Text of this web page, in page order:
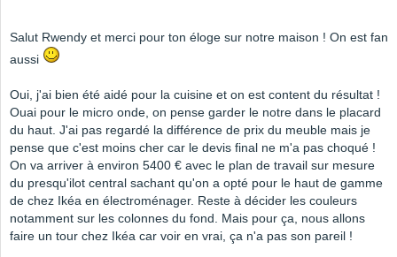
Salut Rwendy et merci pour ton éloge sur notre maison ! On est fan
aussi
Oui, j'ai bien été aidé pour la cuisine et on est content du résultat !
Ouai pour le micro onde, on pense garder le notre dans le placard
du haut. J'ai pas regardé la différence de prix du meuble mais je
pense que c'est moins cher car le devis final ne m'a pas choqué !
On va arriver à environ 5400 € avec le plan de travail sur mesure
du presqu'ilot central sachant qu'on a opté pour le haut de gamme
de chez Ikéa en électroménager. Reste à décider les couleurs
notamment sur les colonnes du fond. Mais pour ça, nous allons
faire un tour chez Ikéa car voir en vrai, ça n'a pas son pareil !